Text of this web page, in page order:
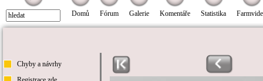
Domů Fórum Galerie Komentáře Statistika
Chyby a návrhy